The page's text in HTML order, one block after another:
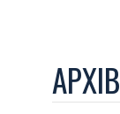
АРХIВ